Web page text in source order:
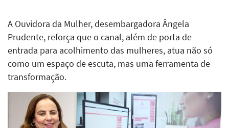
A Ouvidora da Mulher, desembargadora Ângela
Prudente, reforça que o canal, além de porta de
entrada para acolhimento das mulheres, atua não só
como um espaço de escuta, mas uma ferramenta de
transformação.